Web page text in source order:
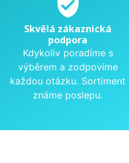
Skvělá zákaznická
podpora
Kdykoliv poradíme s
výběrem a zodpovíme
každou otázku. Sortiment
známe poslepu.